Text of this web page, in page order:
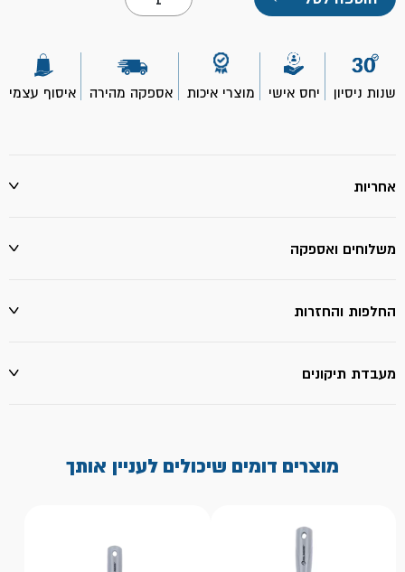
של
רולר+ידית
לכל
ROLLINGDOG
שנות ניסיון יחס אישי מוצרי איכות אספקה מהירה איסוף עצמי
אחריות
משלוחים ואספקה
החלפות והחזרות
מעבדת תיקונים
מוצרים דומים שיכולים לעניין אותך